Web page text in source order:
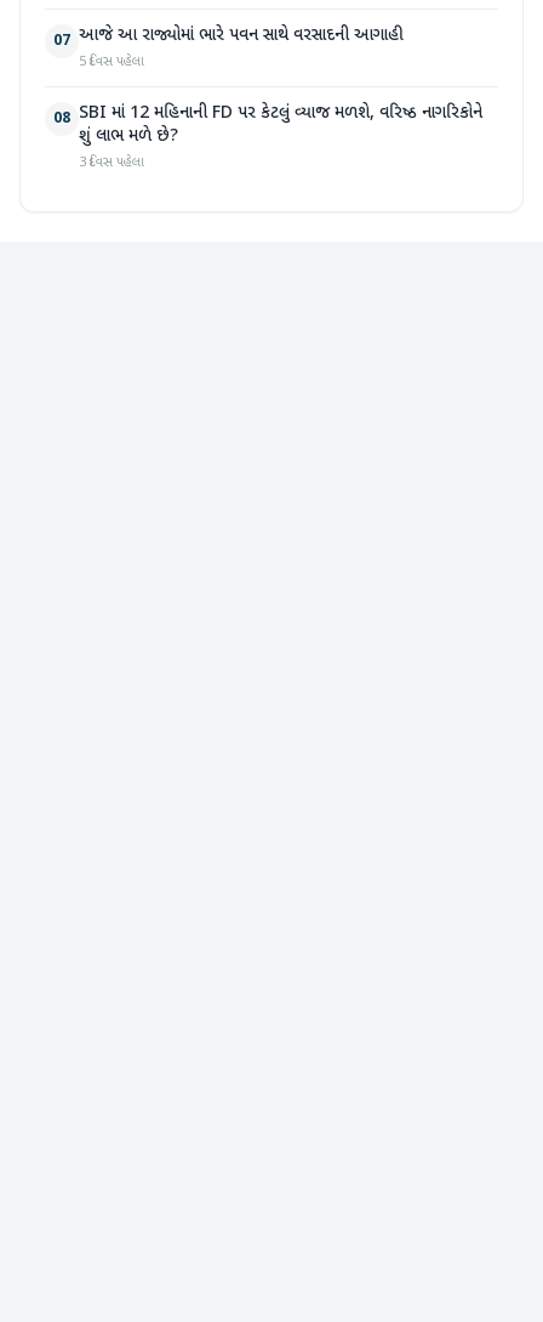
07 આજે આ રાજ્યોમાં ભારે પવન સાથે વરસાદની આગાહી
5 દિવસ પહેલા
08 SBI માં 12 મહિનાની FD પર કેટલું વ્યાજ મળશે, વરિષ્ઠ નાગરિકોને
શું લાભ મળે છે?
3 દિવસ પહેલા